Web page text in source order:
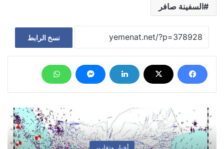
السفينة صافر
نسخ الرابط
أخبار وتقارير